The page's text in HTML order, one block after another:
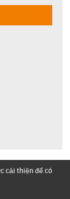
cải thiện để có